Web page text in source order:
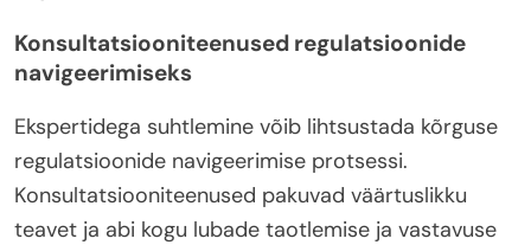
Konsultatsiooniteenused regulatsioonide
navigeerimiseks
Ekspertidega suhtlemine võib lihtsustada kõrguse
regulatsioonide navigeerimise protsessi.
Konsultatsiooniteenused pakuvad väärtuslikku
teavet ja abi kogu lubade taotlemise ja vastavuse